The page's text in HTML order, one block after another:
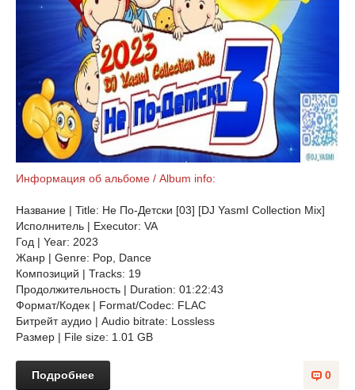
Информация об альбоме / Album info:
Название | Title: Не По-Детски [03] [DJ YasmI Collection Mix]
Исполнитель | Executor: VA
Год | Year: 2023
Жанр | Genre: Pop, Dance
Композиций | Tracks: 19
Продолжительность | Duration: 01:22:43
Формат/Кодек | Format/Codec: FLAC
Битрейт аудио | Audio bitrate: Lossless
Размер | File size: 1.01 GB
0
Подробнее